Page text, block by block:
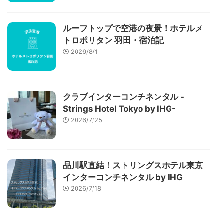
ルーフトップで空港の夜景！ホテルメ
トロポリタン 羽田・宿泊記
2026/8/1
クラブインターコンチネンタル -
Strings Hotel Tokyo by IHG-
2026/7/25
品川駅直結！ストリングスホテル東京
インターコンチネンタル by IHG
2026/7/18